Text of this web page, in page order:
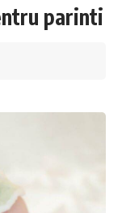
parinti